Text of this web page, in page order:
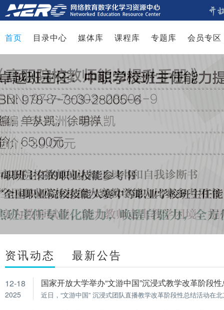
首页 目录中心 媒体库 课程库 专题库 会员专区
资讯动态 最新公告
12-18
2025
国家开放大学举办“文游中国”沉浸式教学改革阶段
近日，“文游中国” 沉浸式团队直播教学改革阶段性总结活动在